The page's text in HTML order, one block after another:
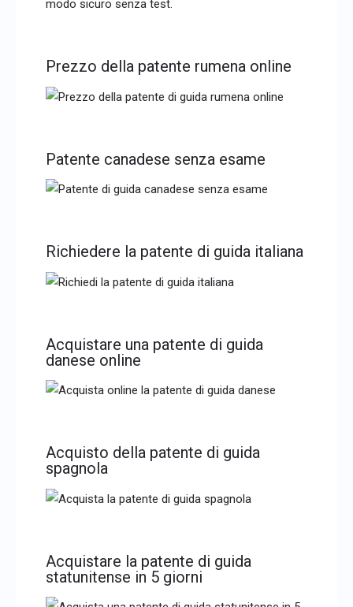
Prezzo della patente rumena online
Patente canadese senza esame
Richiedere la patente di guida italiana
Acquistare una patente di guida
danese online
Acquisto della patente di guida
spagnola
Acquistare la patente di guida
statunitense in 5 giorni